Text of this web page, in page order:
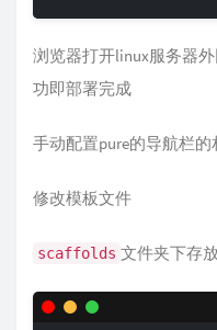
浏览器打开linux服务器
功即部署完成
手动配置pure的导航栏
修改模板文件
scaffolds 文件夹下存